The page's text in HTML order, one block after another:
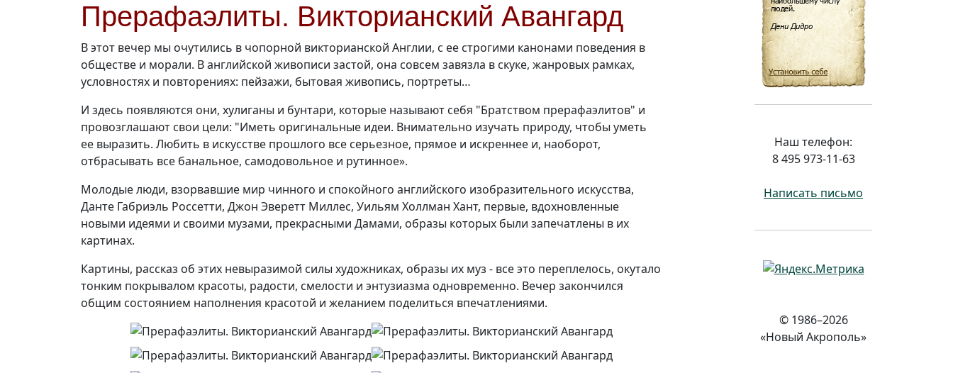
Прерафаэлиты. Викторианский Авангард
В этот вечер мы очутились в чопорной викторианской Англии, с ее строгими канонами поведения в
обществе и морали. В английской живописи застой, она совсем завязла в скуке, жанровых рамках,
условностях и повторениях: пейзажи, бытовая живопись, портреты…
И здесь появляются они, хулиганы и бунтари, которые называют себя "Братством прерафаэлитов" и
провозглашают свои цели: "Иметь оригинальные идеи. Внимательно изучать природу, чтобы уметь
ее выразить. Любить в искусстве прошлого все серьезное, прямое и искреннее и, наоборот,
отбрасывать все банальное, самодовольное и рутинное».
Молодые люди, взорвавшие мир чинного и спокойного английского изобразительного искусства,
Данте Габриэль Россетти, Джон Эверетт Миллес, Уильям Холлман Хант, первые, вдохновленные
новыми идеями и своими музами, прекрасными Дамами, образы которых были запечатлены в их
картинах.
Картины, рассказ об этих невыразимой силы художниках, образы их муз - все это переплелось, окутало
тонким покрывалом красоты, радости, смелости и энтузиазма одновременно. Вечер закончился
общим состоянием наполнения красотой и желанием поделиться впечатлениями.
Наш телефон:
8 495 973-11-63
Написать письмо
© 1986–2026
«Новый Акрополь»